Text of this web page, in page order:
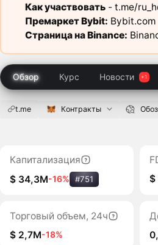
Как участвовать- t.me/
Премаркет Bybit: Bybit.com
Страница на Binance:
Обзор Курс Новости
t.me Контракты
Капитализация
$ 34,3M-16% #751
$
Торговый объем, 24ч
$ 2,7M-18%